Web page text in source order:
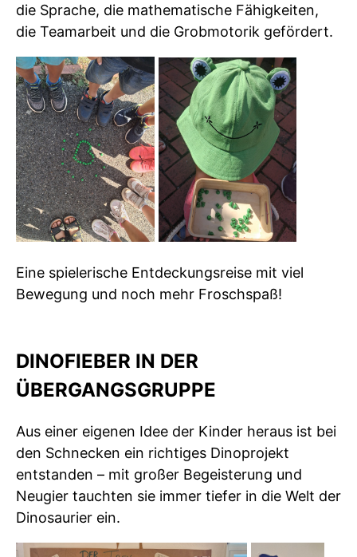
die Sprache, die mathematische Fähigkeiten,
die Teamarbeit und die Grobmotorik gefördert.
Eine spielerische Entdeckungsreise mit viel
Bewegung und noch mehr Froschspaß!
DINOFIEBER IN DER
ÜBERGANGSGRUPPE
Aus einer eigenen Idee der Kinder heraus ist bei
den Schnecken ein richtiges Dinoprojekt
entstanden – mit großer Begeisterung und
Neugier tauchten sie immer tiefer in die Welt der
Dinosaurier ein.